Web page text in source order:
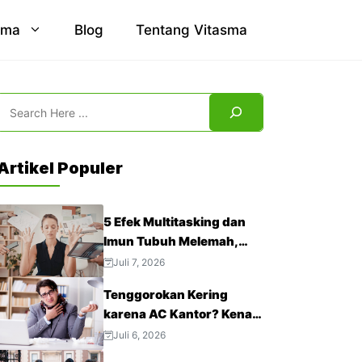
Blog Tentang Vitasma
Populer
5 Efek Multitasking dan
Imun Tubuh Melemah,
Jangan Abaikan!
Juli 7, 2026
Tenggorokan Kering
karena AC Kantor? Kenali
4 Cara Mengatasinya
Juli 6, 2026